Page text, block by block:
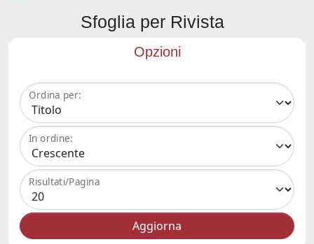
Sfoglia per Rivista
Opzioni
Ordina per:
In ordine:
Risultati/Pagina